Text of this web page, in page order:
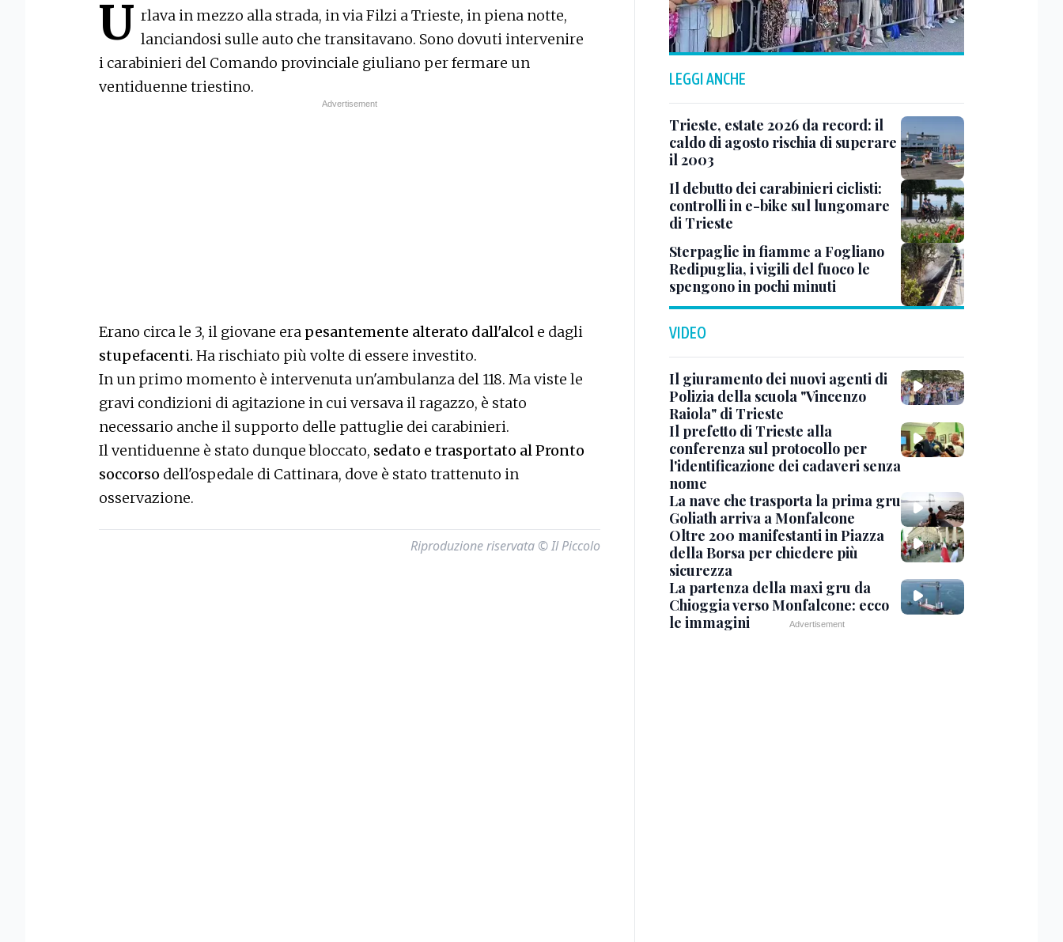
U rlava in mezzo alla strada, in via Filzi a Trieste, in piena notte,
lanciandosi sulle auto che transitavano. Sono dovuti intervenire
i carabinieri del Comando provinciale giuliano per fermare un
ventiduenne triestino.
Erano circa le 3, il giovane era pesantemente alterato dall'alcol e dagli
stupefacenti. Ha rischiato più volte di essere investito.
In un primo momento è intervenuta un'ambulanza del 118. Ma viste le
gravi condizioni di agitazione in cui versava il ragazzo, è stato
necessario anche il supporto delle pattuglie dei carabinieri.
Il ventiduenne è stato dunque bloccato, sedato e trasportato al Pronto
soccorso dell'ospedale di Cattinara, dove è stato trattenuto in
osservazione.
Riproduzione riservata © Il Piccolo
LEGGI ANCHE
Trieste, estate 2026 da record: il
caldo di agosto rischia di superare
il 2003
Il debutto dei carabinieri ciclisti:
controlli in e-bike sul lungomare
di Trieste
Sterpaglie in fiamme a Fogliano
Redipuglia, i vigili del fuoco le
spengono in pochi minuti
VIDEO
Il giuramento dei nuovi agenti di
Polizia della scuola "Vincenzo
Raiola" di Trieste
Il prefetto di Trieste alla
conferenza sul protocollo per
l'identificazione dei cadaveri senza
nome
La nave che trasporta la prima gru
Goliath arriva a Monfalcone
Oltre 200 manifestanti in Piazza
della Borsa per chiedere più
sicurezza
La partenza della maxi gru da
Chioggia verso Monfalcone: ecco
le immagini